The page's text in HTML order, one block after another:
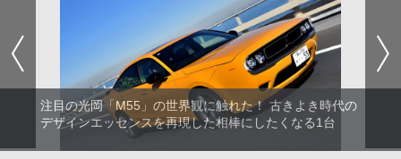
注目の光岡「M55」の世界観に触れた！ 古きよき時代の
デザインエッセンスを再現した相棒にしたくなる1台